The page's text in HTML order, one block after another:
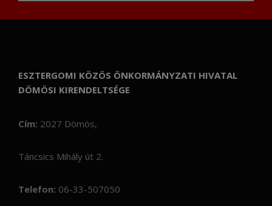
ESZTERGOMI KÖZÖS ÖNKORMÁNYZATI HIVATAL
DÖMÖSI KIRENDELTSÉGE
Cím: 2027 Dömös,
Táncsics Mihály út 2.
Telefon: 06-33-507050